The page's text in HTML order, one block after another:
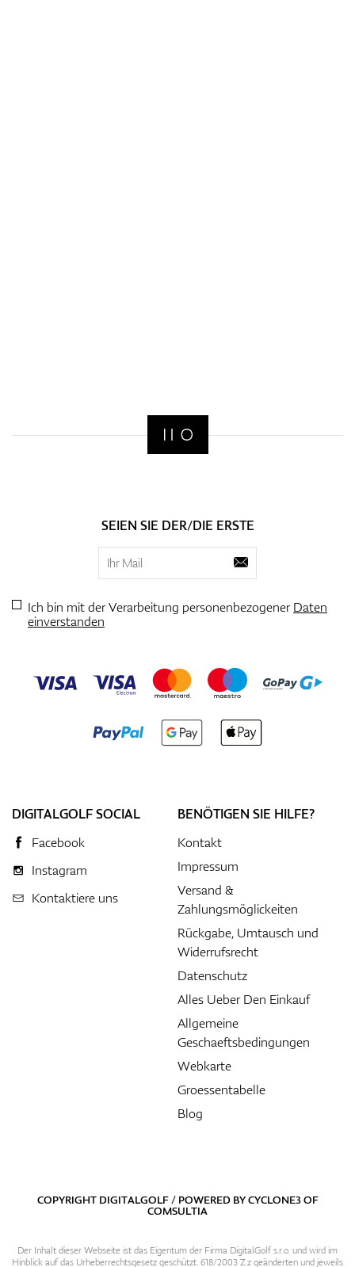
SEIEN SIE DER/DIE ERSTE
Ich bin mit der Verarbeitung personenbezogenerDaten
einverstanden
DIGITALGOLF SOCIAL
Facebook
Instagram
Kontaktiere uns
BENÖTIGEN SIE HILFE?
Kontakt
Impressum
Versand &
Zahlungsmöglickeiten
Rückgabe, Umtausch und
Widerrufsrecht
Datenschutz
Alles Ueber Den Einkauf
Allgemeine
Geschaeftsbedingungen
Webkarte
Groessentabelle
Blog
COPYRIGHT DIGITALGOLF / POWERED BYCYCLONE3OF
COMSULTIA
Der Inhalt dieser Webseite ist das Eigentum der Firma DigitalGolf s.r.o. und wird im
Hinblick auf das Urheberrechtsgesetz geschützt. 618/2003 Z.z geänderten und jeweils